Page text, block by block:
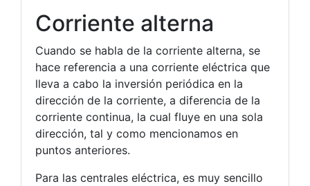
Corriente alterna
Cuando se habla de la corriente alterna, se
hace referencia a una corriente eléctrica que
lleva a cabo la inversión periódica en la
dirección de la corriente, a diferencia de la
corriente continua, la cual fluye en una sola
dirección, tal y como mencionamos en
puntos anteriores.
Para las centrales eléctrica, es muy sencillo